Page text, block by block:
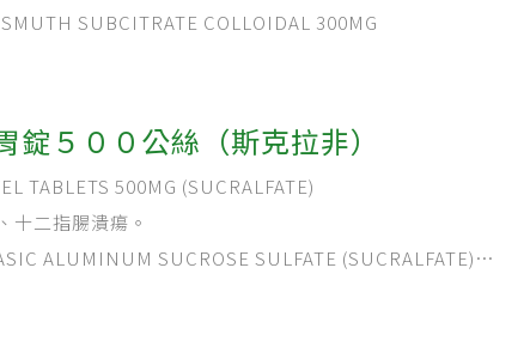
SUBCITRATE COLLOIDAL 300MG
錠５００公絲（斯克拉非）
TABLETS 500MG (SUCRALFATE)
十二指腸潰瘍。
ALUMINUM SUCROSE SULFATE (SUCRALFATE)